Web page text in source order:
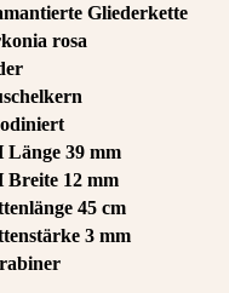
Gliederkette
rosa
Länge 39 mm
Breite 12 mm
45 cm
3 mm